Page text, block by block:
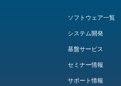
ソフトウェア一覧
システム開発
基盤サービス
セミナー情報
サポート情報